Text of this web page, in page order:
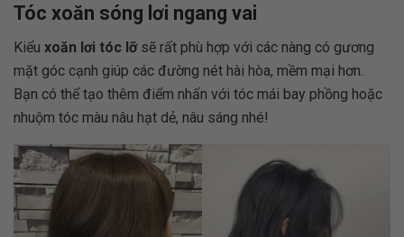
Tóc xoăn sóng lơi ngang vai
Kiểu xoăn lơi tóc lỡsẽ rất phù hợp với các nàng có gương
mặt góc cạnh giúp các đường nét hài hòa, mềm mại hơn.
Bạn có thể tạo thêm điểm nhấn với tóc mái bay phồng hoặc
nhuộm tóc màu nâu hạt dẻ, nâu sáng nhé!